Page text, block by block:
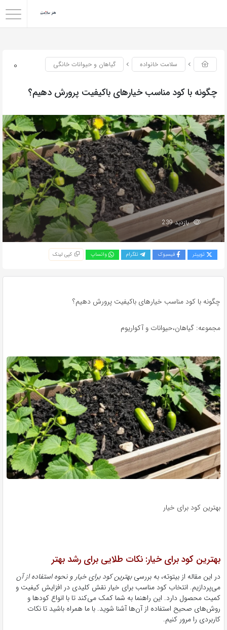
0 سلامت خانواده گیاهان و حیوانات خانگی
چگونه با کود مناسب خیارهای باکیفیت پرورش دهیم؟
بازدید 239
توییتر فیسبوک تلگرام واتساپ کپی لینک
چگونه با کود مناسب خیارهای باکیفیت پرورش دهیم؟
مجموعه: گیاهان،حیوانات و آکواریوم
بهترین کود برای خیار
بهترین کود برای خیار: نکات طلایی برای رشد بهتر
در این مقاله از بیتوته، به بررسیبهترین کود برای خیار و نحوه استفاده از آن
می‌پردازیم. انتخاب کود مناسب برای خیار نقش کلیدی در افزایش کیفیت و
کمیت محصول دارد. این راهنما به شما کمک می‌کند تا با انواع کودها و
روش‌های صحیح استفاده از آن‌ها آشنا شوید. با ما همراه باشید تا نکات
کاربردی را مرور کنیم.